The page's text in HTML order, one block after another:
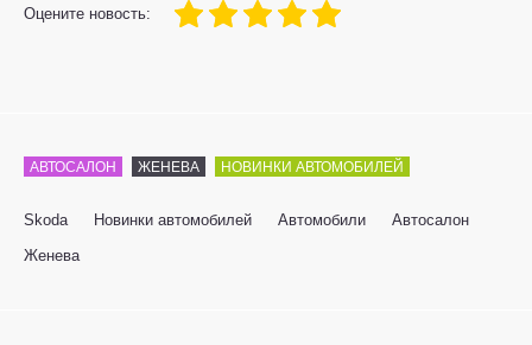
Оцените новость:
100
1 3 4 5
АВТОСАЛОН ЖЕНЕВА НОВИНКИ АВТОМОБИЛЕЙ
Skoda Новинки автомобилей Автомобили
Автосалон
Женева